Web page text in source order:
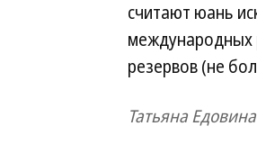
считают юань
международных
резервов (не
Татьяна Едовина